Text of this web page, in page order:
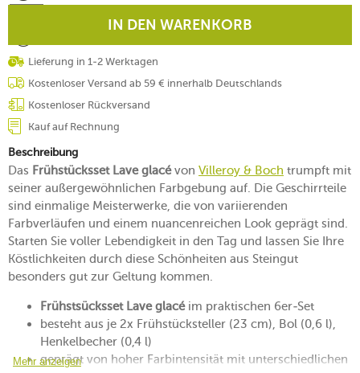
IN DEN WARENKORB
Lieferung in 1-2 Werktagen
Kostenloser Versand ab 59 € innerhalb Deutschlands
Kostenloser Rückversand
Kauf auf Rechnung
Beschreibung
Das Frühstücksset Lave glacévon Villeroy & Boch trumpft mit
seiner außergewöhnlichen Farbgebung auf. Die Geschirrteile
sind einmalige Meisterwerke, die von variierenden
Farbverläufen und einem nuancenreichen Look geprägt sind.
Starten Sie voller Lebendigkeit in den Tag und lassen Sie Ihre
Köstlichkeiten durch diese Schönheiten aus Steingut
besonders gut zur Geltung kommen.
Frühstsücksset Lave glacéim praktischen 6er-Set
besteht aus je 2x Frühstücksteller (23 cm), Bol (0,6 l),
Henkelbecher (0,4 l)
geprägt von hoher Farbintensität mit unterschiedlichen
Mehr anzeigen